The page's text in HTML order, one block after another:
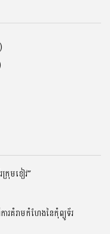
រុមខៀវ”
រគំរាមកំហែងនៃកុំព្យូទ័រ